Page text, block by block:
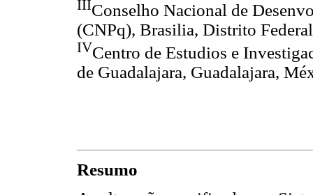
IIIConselho Nacional de
(CNPq), Brasilia, Distrito
IVCentro de Estudios e
de Guadalajara, Guadalajara,
Resumo